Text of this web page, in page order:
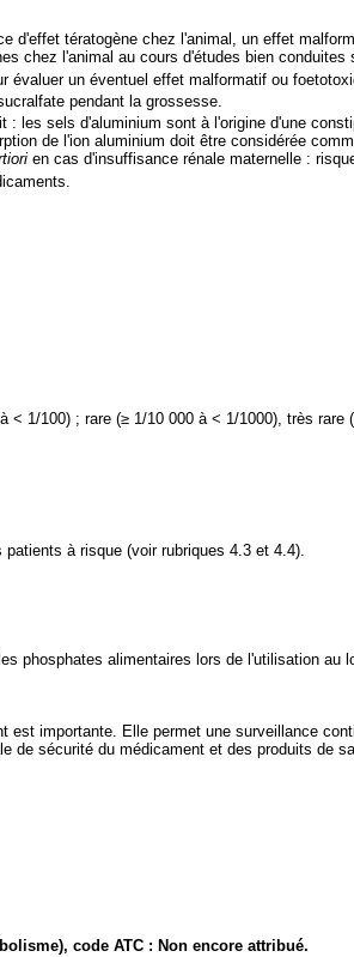
d'effet tératogène chez l'animal, un effet
chez l'animal au cours d'études bien conduites
un éventuel effet malformatif ou
pendant la grossesse.
les sels d'aluminium sont à l'origine d'une
de l'ion aluminium doit être considérée
en cas d'insuffisance rénale maternelle :
1/100) ; rare (≥ 1/10 000 à < 1/1000), très
à risque (voir rubriques 4.3 et 4.4).
phosphates alimentaires lors de l'utilisation
importante. Elle permet une surveillance
sécurité du médicament et des produits de
code ATC : Non encore attribué.